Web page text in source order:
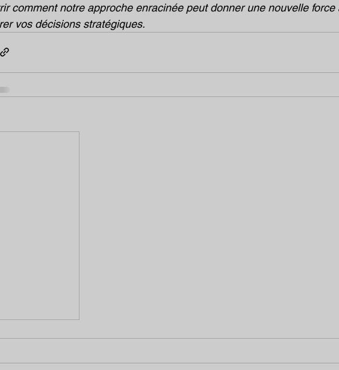
comment notre approche enracinée peut donner une nouvelle
vos décisions stratégiques.